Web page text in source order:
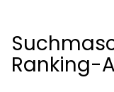
Ranking-